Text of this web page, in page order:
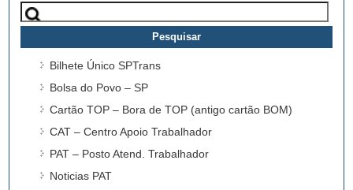
Pesquisar
por:
Bilhete Único SPTrans
Bolsa do Povo – SP
Cartão TOP – Bora de TOP (antigo cartão BOM)
CAT – Centro Apoio Trabalhador
PAT – Posto Atend. Trabalhador
Noticias PAT